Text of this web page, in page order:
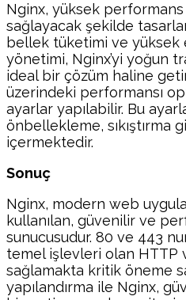
Nginx, yüksek
sağlayacak şekilde
bellek tüketimi ve yüksek
yönetimi, Nginx’yi yoğun
ideal bir çözüm haline
üzerindeki performansı
ayarlar yapılabilir. Bu
önbellekleme, sıkıştırma
içermektedir.
Sonuç
Nginx, modern web
kullanılan, güvenilir ve
sunucusudur. 80 ve 443
temel işlevleri olan HTTP
sağlamakta kritik öneme
yapılandırma ile Nginx,